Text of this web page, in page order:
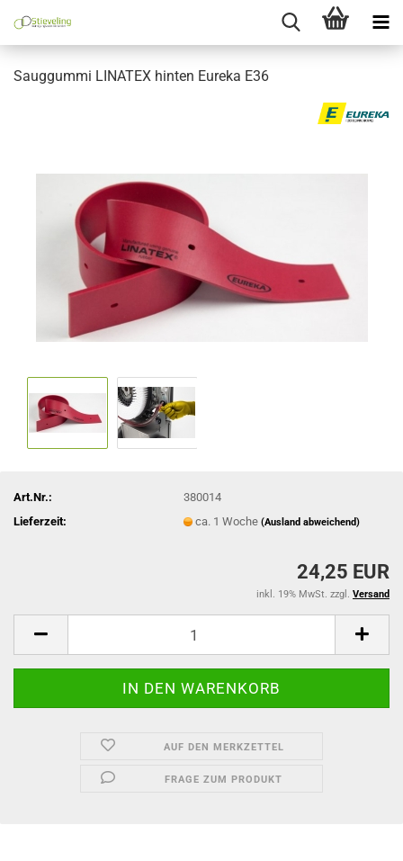
Sauggummi LINATEX hinten Eureka E36
Art.Nr.:
380014
Lieferzeit:
ca. 1 Woche(Ausland abweichend)
24,25 EUR
inkl. 19% MwSt. zzgl. Versand
AUF DEN MERKZETTEL
FRAGE ZUM PRODUKT